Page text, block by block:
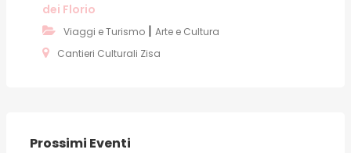
dei Florio
Viaggi e Turismo | Arte e Cultura
Cantieri Culturali Zisa
Prossimi Eventi